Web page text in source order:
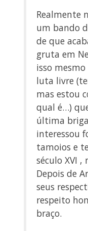
Realmente
um bando
de que
gruta em
isso
luta livre
mas estou
qual é…)
última
interessou
tamoios e
século XVI ,
Depois de
seus
respeito
braço.